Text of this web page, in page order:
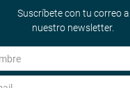
Suscríbete con tu correo a
nuestro newsletter.